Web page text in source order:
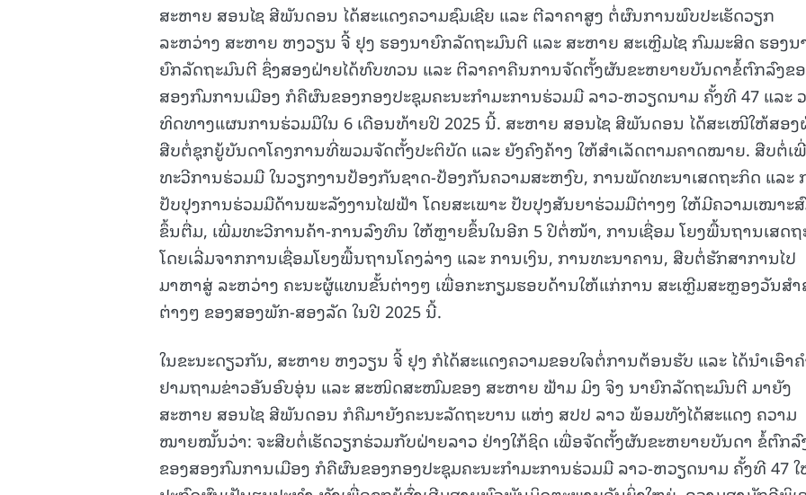
ສະຫາຍ ສອນໄຊ ສີພັນດອນ ໄດ້ສະແດງຄວາມຊົມເຊີຍ ແລະ ຕີລາຄາສູງ ຕໍ່ຜົນການພົບປະເຮັດວຽກ
ລະຫວ່າງ ສະຫາຍ ຫງວຽນ ຈີ້ ຢຸງ ຮອງນາຍົກລັດຖະມົນຕີ ແລະ ສະຫາຍ ສະເຫຼີມໄຊ ກົມມະສິດ ຮອງນ
ຍົກລັດຖະມົນຕີ ຊຶ່ງສອງຝ່າຍໄດ້ທົບທວນ ແລະ ຕີລາຄາຄືນການຈັດຕັ້ງຜັນຂະຫຍາຍບັນດາຂໍ້ຕົກລົງຂ
ສອງກົມການເມືອງ ກໍຄືຜົນຂອງກອງປະຊຸມຄະນະກໍາມະການຮ່ວມມື ລາວ-ຫວຽດນາມ ຄັ້ງທີ 47 ແລະ
ທິດທາງແຜນການຮ່ວມມືໃນ 6 ເດືອນທ້າຍປີ 2025 ນີ້. ສະຫາຍ ສອນໄຊ ສີພັນດອນ ໄດ້ສະເໜີໃຫ້ສອງ
ສືບຕໍ່ຊຸກຍູ້ບັນດາໂຄງການທີ່ພວມຈັດຕັ້ງປະຕິບັດ ແລະ ຍັງຄົງຄ້າງ ໃຫ້ສໍາເລັດຕາມຄາດໝາຍ. ສືບຕໍ່ເ
ທະວີການຮ່ວມມື ໃນວຽກງານປ້ອງກັນຊາດ-ປ້ອງກັນຄວາມສະຫງົບ, ການພັດທະນາເສດຖະກິດ ແລະ
ປັບປຸງການຮ່ວມມືດ້ານພະລັງງານໄຟຟ້າ ໂດຍສະເພາະ ປັບປຸງສັນຍາຮ່ວມມືຕ່າງໆ ໃຫ້ມີຄວາມເໝາະ
ຂຶ້ນຕື່ມ, ເພີ່ມທະວີການຄ້າ-ການລົງທຶນ ໃຫ້ຫຼາຍຂຶ້ນໃນອີກ 5 ປີຕໍ່ໜ້າ, ການເຊື່ອມ ໂຍງພື້ນຖານເສດຖ
ໂດຍເລີ່ມຈາກການເຊື່ອມໂຍງພື້ນຖານໂຄງລ່າງ ແລະ ການເງິນ, ການທະນາຄານ, ສືບຕໍ່ຮັກສາການໄປ
ມາຫາສູ່ ລະຫວ່າງ ຄະນະຜູ້ແທນຂັ້ນຕ່າງໆ ເພື່ອກະກຽມຮອບດ້ານໃຫ້ແກ່ການ ສະເຫຼີມສະຫຼອງວັນສໍ
ຕ່າງໆ ຂອງສອງພັກ-ສອງລັດ ໃນປີ 2025 ນີ້.
ໃນຂະນະດຽວກັນ, ສະຫາຍ ຫງວຽນ ຈີ້ ຢຸງ ກໍໄດ້ສະແດງຄວາມຂອບໃຈຕໍ່ການຕ້ອນຮັບ ແລະ ໄດ້ນໍາເອົາ
ຢາມຖາມຂ່າວອັນອົບອຸ່ນ ແລະ ສະໜິດສະໜົມຂອງ ສະຫາຍ ຟ້າມ ມິງ ຈິງ ນາຍົກລັດຖະມົນຕີ ມາຍັງ
ສະຫາຍ ສອນໄຊ ສີພັນດອນ ກໍຄືມາຍັງຄະນະລັດຖະບານ ແຫ່ງ ສປປ ລາວ ພ້ອມທັງໄດ້ສະແດງ ຄວາມ
ໝາຍໝັ້ນວ່າ: ຈະສືບຕໍ່ເຮັດວຽກຮ່ວມກັບຝ່າຍລາວ ຢ່າງໃກ້ຊິດ ເພື່ອຈັດຕັ້ງຜັນຂະຫຍາຍບັນດາ ຂໍ້ຕົກລົ
ຂອງສອງກົມການເມືອງ ກໍຄືຜົນຂອງກອງປະຊຸມຄະນະກໍາມະການຮ່ວມມື ລາວ-ຫວຽດນາມ ຄັ້ງທີ 47